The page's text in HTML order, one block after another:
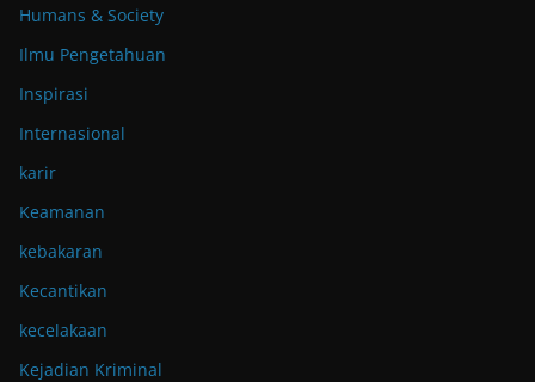
Humans & Society
Ilmu Pengetahuan
Inspirasi
Internasional
karir
Keamanan
kebakaran
Kecantikan
kecelakaan
Kejadian Kriminal